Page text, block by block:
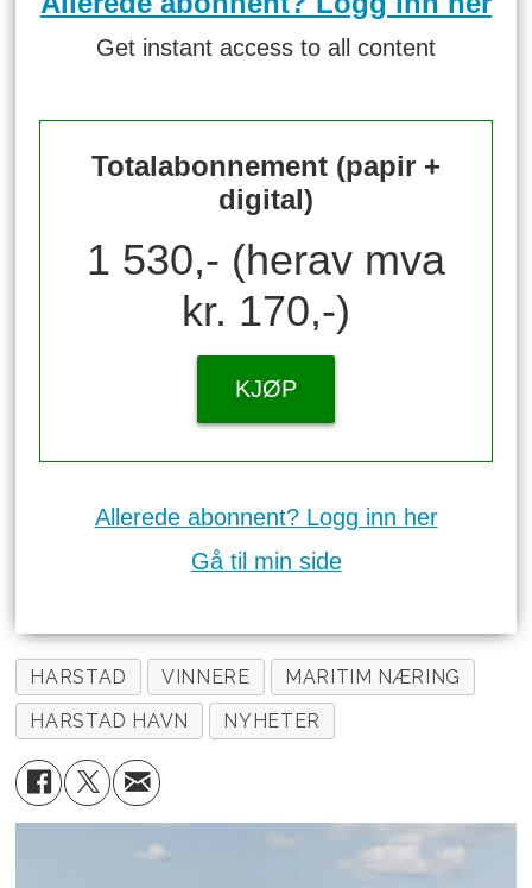
Get instant access to all content
Totalabonnement (papir +
digital)
1 530,- (herav mva
kr. 170,-)
KJØP
Allerede abonnent? Logg inn her
Gå til min side
HARSTAD VINNERE
MARITIM NÆRING
HARSTAD HAVN
NYHETER